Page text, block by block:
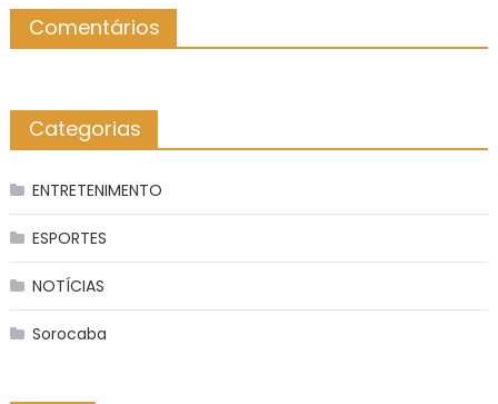
Comentários
Categorias
ENTRETENIMENTO
ESPORTES
NOTÍCIAS
Sorocaba